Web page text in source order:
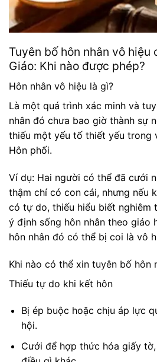
Tuyên bố hôn nhân vô hiệu
Giáo: Khi nào được phép?
Hôn nhân vô hiệu là gì?
Là một quá trình xác minh và
nhân đó chưa bao giờ thành sự
thiếu một yếu tố thiết yếu trong
Hôn phối.
Ví dụ: Hai người có thể đã cưới
thậm chí có con cái, nhưng nếu
có tự do, thiếu hiểu biết nghiêm
ý định sống hôn nhân theo giáo
hôn nhân đó có thể bị coi là vô
Khi nào có thể xin tuyên bố hôn
Thiếu tự do khi kết hôn
Bị ép buộc hoặc chịu áp lực
hội.
Cưới để hợp thức hóa giấy